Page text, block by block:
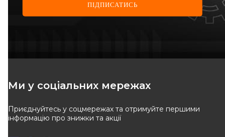
ПІДПИСАТИСЬ
Ми у соціальних мережах
Приєднуйтесь у соцмережах та отримуйте першими
інформацію про знижки та акції